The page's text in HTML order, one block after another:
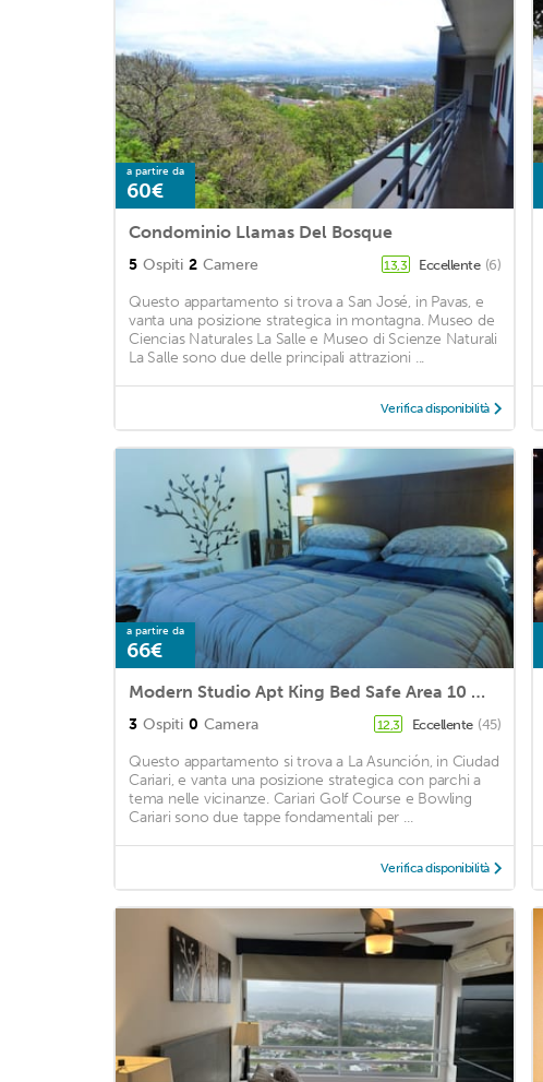
a partire da
60€
Condominio Llamas Del Bosque
5 Ospiti 2 Camere 13,3 Eccellente (6)
Questo appartamento si trova a San José, in Pavas, e
vanta una posizione strategica in montagna. Museo de
Ciencias Naturales La Salle e Museo di Scienze Naturali
La Salle sono due delle principali attrazioni ...
Verifica disponibilità
a partire da
66€
Modern Studio Apt King Bed Safe Area 10 min from airport
3 Ospiti 0 Camera 12,3 Eccellente (45)
Questo appartamento si trova a La Asunción, in Ciudad
Cariari, e vanta una posizione strategica con parchi a
tema nelle vicinanze. Cariari Golf Course e Bowling
Cariari sono due tappe fondamentali per ...
Verifica disponibilità